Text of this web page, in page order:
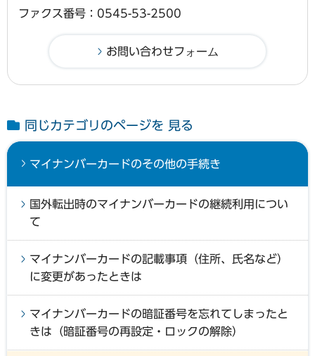
ファクス番号：0545-53-2500
同じカテゴリのページを 見る
マイナンバーカードのその他の手続き
国外転出時のマイナンバーカードの継続利用につい
て
マイナンバーカードの記載事項（住所、氏名など）
に変更があったときは
マイナンバーカードの暗証番号を忘れてしまったと
きは（暗証番号の再設定・ロックの解除）